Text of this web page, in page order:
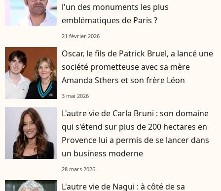
l'un des monuments les plus
emblématiques de Paris ?
21 février 2026
Oscar, le fils de Patrick Bruel, a lancé une
société prometteuse avec sa mère
Amanda Sthers et son frère Léon
3 mai 2026
L'autre vie de Carla Bruni : son domaine
qui s'étend sur plus de 200 hectares en
Provence lui a permis de se lancer dans
un business moderne
28 mars 2026
L'autre vie de Nagui : à côté de sa